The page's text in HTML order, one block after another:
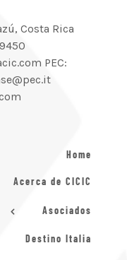
Costa Rica
PEC:
Home
Acerca de CICIC
Asociados
Destino Italia